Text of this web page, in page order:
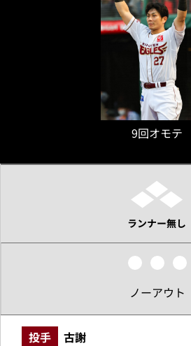
9回オモテ
ランナー無し
ノーアウト
投手
古謝